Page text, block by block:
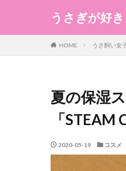
うさぎが好き
HOME うさ飼い女
夏の保湿
「STEAM
2020-05-19 コスメ